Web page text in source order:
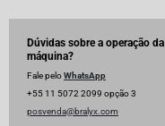
Dúvidas sobre a operação da
máquina?
Fale peloWhatsApp
+55 11 5072 2099 opção 3
posvenda@bralyx.com